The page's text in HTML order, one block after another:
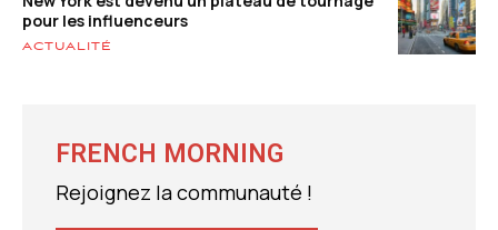
pour les influenceurs
ACTUALITÉ
FRENCH MORNING
Rejoignez la communauté !